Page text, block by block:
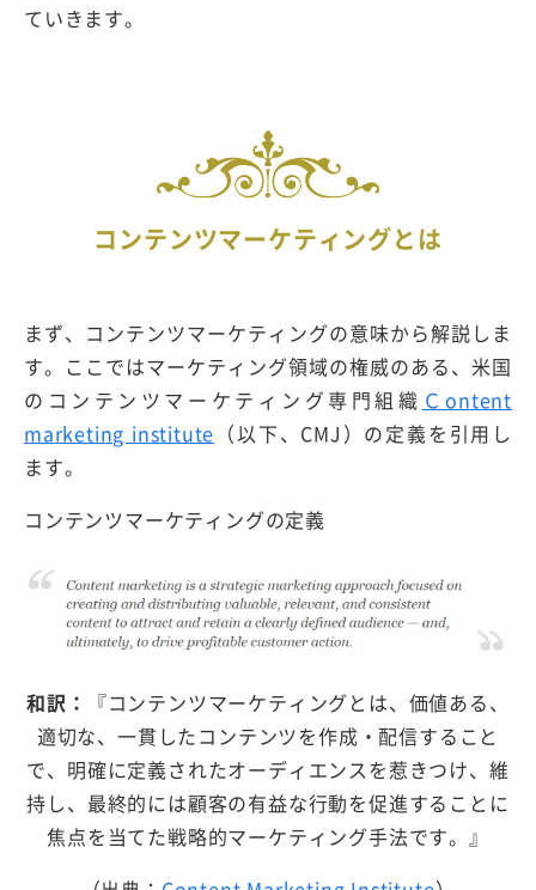
ていきます。
コンテンツマーケティングとは
まず、コンテンツマーケティングの意味から解説しま
す。ここではマーケティング領域の権威のある、米国
のコンテンツマーケティング専門組織 Ｃontent
marketing institute （以下、CMJ）の定義を引用し
ます。
コンテンツマーケティングの定義
和訳：
『コンテンツマーケティングとは、価値ある、
適切な、一貫したコンテンツを作成・配信すること
で、明確に定義されたオーディエンスを惹きつけ、維
持し、最終的には顧客の有益な行動を促進することに
焦点を当てた戦略的マーケティング手法です。』